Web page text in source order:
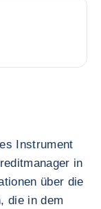
Instrument
in
über die
die in dem